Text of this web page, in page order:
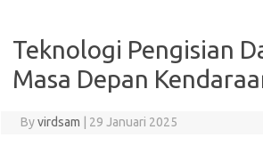
Teknologi Pengisian
Masa Depan
Byvirdsam 29 Januari 2025